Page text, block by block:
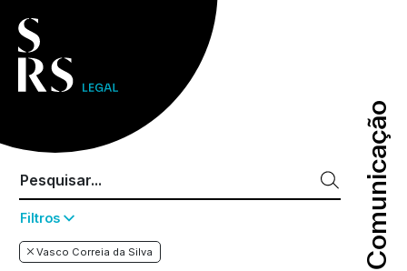
Comunicação
Comunicação
Filtros
Vasco Correia da Silva